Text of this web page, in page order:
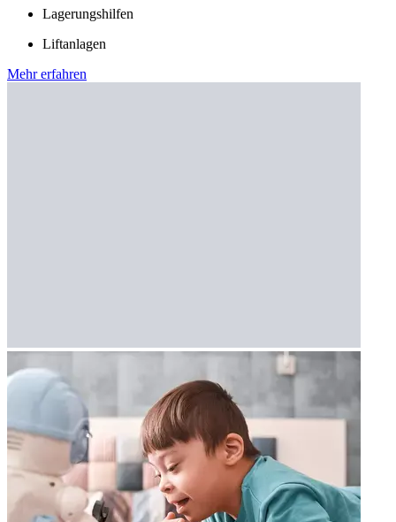
Lagerungshilfen
Liftanlagen
Mehr erfahren